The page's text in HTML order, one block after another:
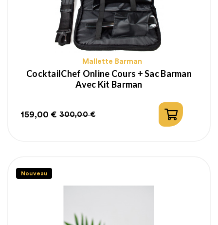
Mallette Barman
CocktailChef Online Cours + Sac Barman
Avec Kit Barman
Prix
159,00 €
Prix
300,00 €
Nouveau